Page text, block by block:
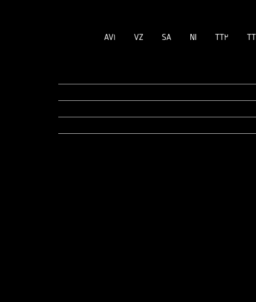
TT
TT2
NI
SA
VZ
AV1